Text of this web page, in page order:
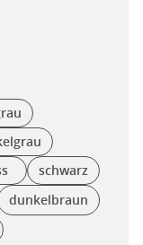
schwarz
dunkelbraun